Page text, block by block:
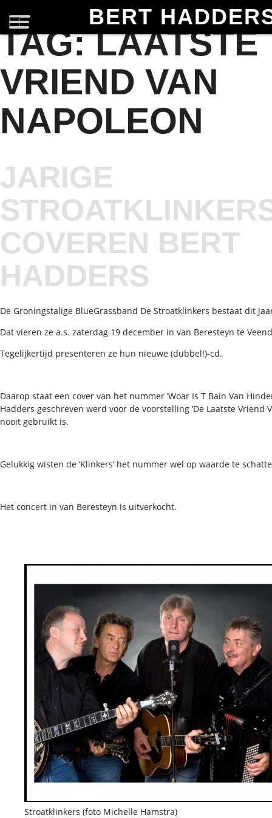
BERT
TAG:LAATSTE
VRIEND VAN
NAPOLEON
JARIGE
COVEREN BERT
HADDERS
De Groningstalige BlueGrassband De Stroatklinkers bestaat dit
Dat vieren ze a.s. zaterdag 19 december in van Beresteyn te
Tegelijkertijd presenteren ze hun nieuwe (dubbel!)-cd.
Daarop staat een cover van het nummer ‘Woar Is T Bain Van
Hadders geschreven werd voor de voorstelling ‘De Laatste Vriend
nooit gebruikt is.
Gelukkig wisten de ‘Klinkers’ het nummer wel op waarde te
Het concert in van Beresteyn is uitverkocht.
Stroatklinkers (foto Michelle Hamstra)